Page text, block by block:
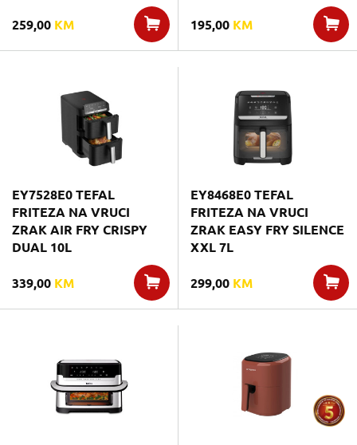
259,00 KM 195,00 KM
EY7528E0 TEFAL
FRITEZA NA VRUCI
ZRAK AIR FRY CRISPY
DUAL 10L
339,00 KM
EY8468E0 TEFAL
FRITEZA NA VRUCI
ZRAK EASY FRY SILENCE
XXL 7L
299,00 KM